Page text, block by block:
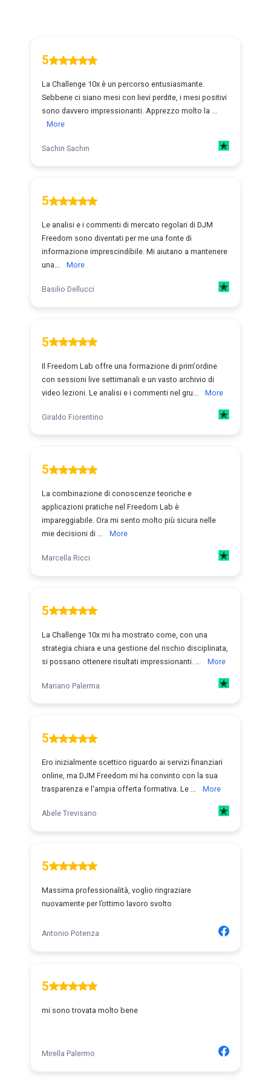
5
La Challenge 10x è un percorso entusiasmante.
Sebbene ci siano mesi con lievi perdite, i mesi positivi
sono davvero impressionanti. Apprezzo molto la ...
More
Sachin Sachin
5
Le analisi e i commenti di mercato regolari di DJM
Freedom sono diventati per me una fonte di
informazione imprescindibile. Mi aiutano a mantenere
una...
More
Basilio Dellucci
5
Il Freedom Lab offre una formazione di prim'ordine
con sessioni live settimanali e un vasto archivio di
video lezioni. Le analisi e i commenti nel gru...
More
Giraldo Fiorentino
5
La combinazione di conoscenze teoriche e
applicazioni pratiche nel Freedom Lab è
impareggiabile. Ora mi sento molto più sicura nelle
mie decisioni di ...
More
Marcella Ricci
5
La Challenge 10x mi ha mostrato come, con una
strategia chiara e una gestione del rischio disciplinata,
si possano ottenere risultati impressionanti. ...
More
Mariano Palerma
5
Ero inizialmente scettico riguardo ai servizi finanziari
online, ma DJM Freedom mi ha convinto con la sua
trasparenza e l'ampia offerta formativa. Le ...
More
Abele Trevisano
5
Massima professionalità, voglio ringraziare
nuovamente per l’ottimo lavoro svolto
Antonio Potenza
5
mi sono trovata molto bene
Mirella Palermo